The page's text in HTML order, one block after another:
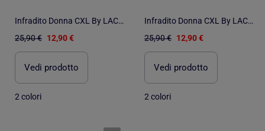
Infradito Donna CXL By LACROIX GLITTER
25,90 € 12,90 €
Vedi prodotto
2 colori
Infradito Donna CXL By LACROIX GLITTER
25,90 € 12,90 €
Vedi prodotto
2 colori